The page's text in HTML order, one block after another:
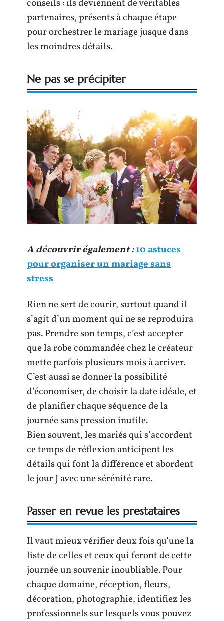
conseils : ils deviennent de véritables
partenaires, présents à chaque étape
pour orchestrer le mariage jusque dans
les moindres détails.
Ne pas se précipiter
A découvrir également :10 astuces
pour organiser un mariage sans
stress
Rien ne sert de courir, surtout quand il
s’agit d’un moment qui ne se reproduira
pas. Prendre son temps, c’est accepter
que la robe commandée chez le créateur
mette parfois plusieurs mois à arriver.
C’est aussi se donner la possibilité
d’économiser, de choisir la date idéale, et
de planifier chaque séquence de la
journée sans pression inutile.
Bien souvent, les mariés qui s’accordent
ce temps de réflexion anticipent les
détails qui font la différence et abordent
le jour J avec une sérénité rare.
Passer en revue les prestataires
Il vaut mieux vérifier deux fois qu’une la
liste de celles et ceux qui feront de cette
journée un souvenir inoubliable. Pour
chaque domaine, réception, fleurs,
décoration, photographie, identifiez les
professionnels sur lesquels vous pouvez